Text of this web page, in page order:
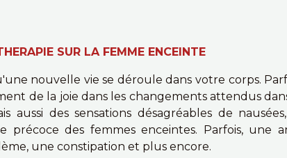
SUR LA FEMME ENCEINTE
nouvelle vie se déroule dans votre corps.
de la joie dans les changements attendus
aussi des sensations désagréables de
précoce des femmes enceintes. Parfois, une
une constipation et plus encore.